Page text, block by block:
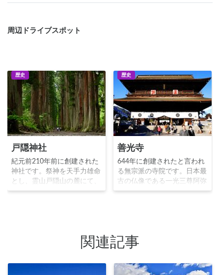
周辺ドライブスポット
歴史
戸隠神社
紀元前210年前に創建された
神社です。祭神を天手力雄命
とし、霊山戸隠山の麓にて、
奥社中社宝光社九頭龍社火之
われました。善光寺とともに
戦乱の舞台となりましたが、
歴史
善光寺
644年に創建されたと言われ
る無宗派の寺院です。日本最
古の仏像である一光三尊阿弥
陀如来を本尊とし、親鸞一遍
川家康の支援により復興を遂
げ、「一生に一度は善光寺詣
くの人々の心の拠り所となっ
関連記事